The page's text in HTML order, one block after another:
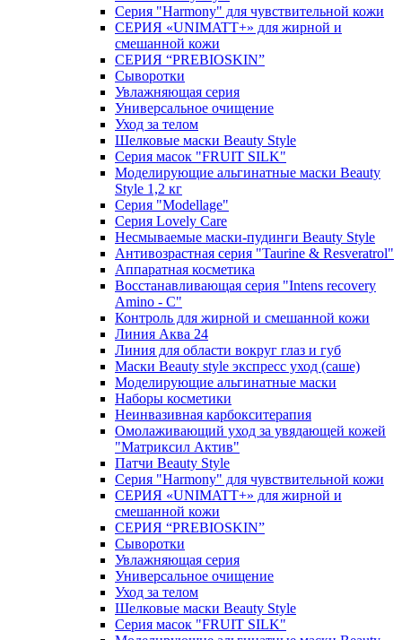
Серия "Harmony" для чувствительной кожи
СЕРИЯ «UNIMATT+» для жирной и
смешанной кожи
СЕРИЯ “PREBIOSKIN”
Сыворотки
Увлажняющая серия
Универсальное очищение
Уход за телом
Шелковые маски Beauty Style
Серия масок "FRUIT SILK"
Моделирующие альгинатные маски Beauty
Style 1,2 кг
Серия "Modellage"
Cерия Lovely Care
Несмываемые маски-пудинги Beauty Style
Антивозрастная серия "Taurine & Resveratrol"
Аппаратная косметика
Восстанавливающая серия "Intens recovery
Amino - C"
Контроль для жирной и смешанной кожи
Линия Аква 24
Линия для области вокруг глаз и губ
Маски Beauty style экспресс уход (саше)
Моделирующие альгинатные маски
Наборы косметики
Неинвазивная карбокситерапия
Омолаживающий уход за увядающей кожей
"Матриксил Актив"
Патчи Beauty Style
Серия "Harmony" для чувствительной кожи
СЕРИЯ «UNIMATT+» для жирной и
смешанной кожи
СЕРИЯ “PREBIOSKIN”
Сыворотки
Увлажняющая серия
Универсальное очищение
Уход за телом
Шелковые маски Beauty Style
Серия масок "FRUIT SILK"